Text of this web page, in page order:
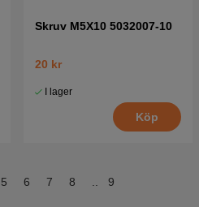
Skruv M5X10 5032007-10
20 kr
I lager
Köp
5 6 7 8 .. 9